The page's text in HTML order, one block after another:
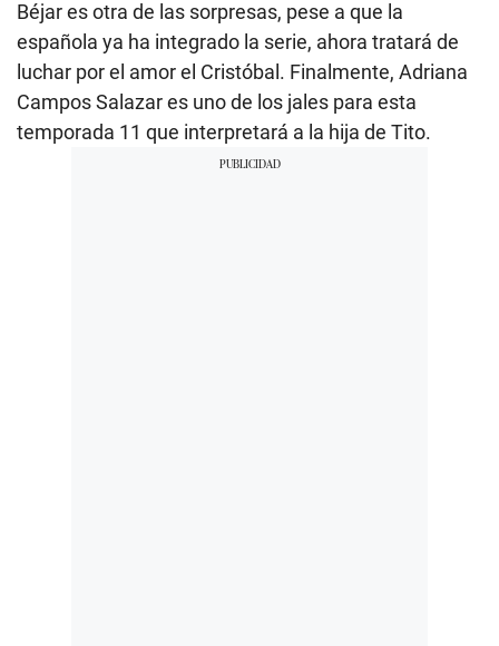
Béjar es otra de las sorpresas, pese a que la
española ya ha integrado la serie, ahora tratará de
luchar por el amor el Cristóbal. Finalmente, Adriana
Campos Salazar es uno de los jales para esta
temporada 11 que interpretará a la hija de Tito.